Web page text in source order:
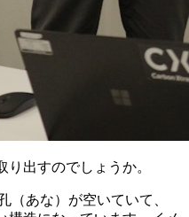
出すのでしょうか。
（あな）が空いていて、